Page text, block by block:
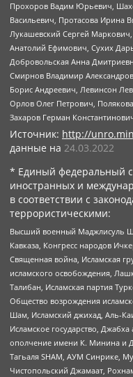
Прохоров Вадим Юрьевич,
Васильевич, Протасова Ирина
Лукашевский Сергей
Анатолий Ефимович, Сухих
Добровольская Анна
Смирнов Владимир
Борис Андреевич, Левинсон
Орлов Олег Петрович,
Захаров Герман
Источник: http://
данные на 24.03.2022
* Единый федеральный
иностранных и
в соответствии с
террористическими:
Высший военный Маджлисуль
Кавказа, Конгресс народов
Священная война, Исламская
исламского освобождения,
Талибан, Исламская партия
Общество возрождения
Шам, Исламский джихад, Аль-
Исламское государство,
ополчение имени К. Минина и
Тагьаля SHAM, АУМ Синрике,
Чистопольский Джамаат,